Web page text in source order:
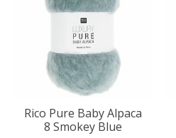
Rico Pure Baby Alpaca
8 Smokey Blue